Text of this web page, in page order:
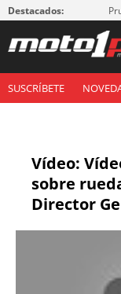
Destacados:
SUSCRÍBETE
Vídeo:
sobre
Director